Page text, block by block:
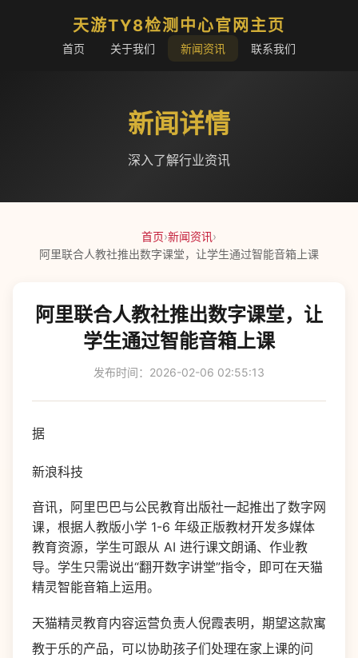
天游TY8检测中心官网主页
首页 关于我们 新闻资讯 联系我们
新闻详情
深入了解行业资讯
首页›新闻资讯›
阿里联合人教社推出数字课堂，让学生通过智能音箱上课
阿里联合人教社推出数字课堂，让
学生通过智能音箱上课
发布时间：2026-02-06 02:55:13
据
新浪科技
音讯，阿里巴巴与公民教育出版社一起推出了数字网
课，根据人教版小学 1-6 年级正版教材开发多媒体
教育资源，学生可跟从 AI 进行课文朗诵、作业教
导。学生只需说出“翻开数字讲堂”指令，即可在天猫
精灵智能音箱上运用。
天猫精灵教育内容运营负责人倪霞表明，期望这款寓
教于乐的产品，可以协助孩子们处理在家上课的问